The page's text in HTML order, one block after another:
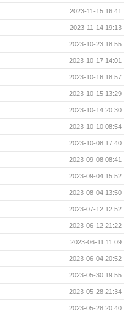
2023-11-15 16:41
2023-11-14 19:13
2023-10-23 18:55
2023-10-17 14:01
2023-10-16 18:57
2023-10-15 13:29
2023-10-14 20:30
2023-10-10 08:54
2023-10-08 17:40
2023-09-08 08:41
2023-09-04 15:52
2023-08-04 13:50
2023-07-12 12:52
2023-06-12 21:22
2023-06-11 11:09
2023-06-04 20:52
2023-05-30 19:55
2023-05-28 21:34
2023-05-28 20:40